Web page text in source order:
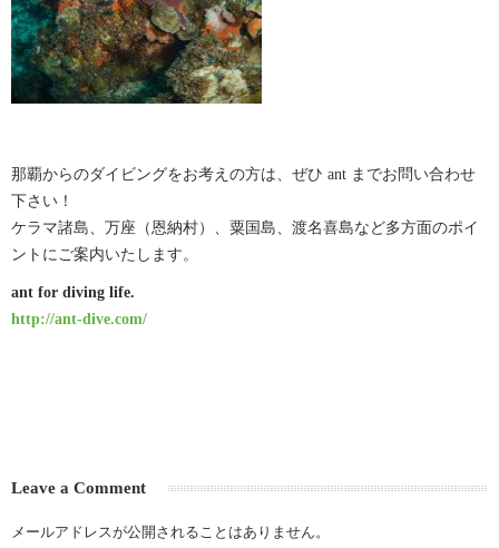
那覇からのダイビングをお考えの方は、ぜひ ant までお問い合わせ
下さい！
ケラマ諸島、万座（恩納村）、粟国島、渡名喜島など多方面のポイ
ントにご案内いたします。
ant for diving life.
http://ant-dive.com/
Leave a Comment
メールアドレスが公開されることはありません。